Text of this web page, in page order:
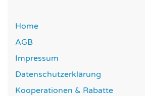
Home
AGB
Impressum
Datenschutzerklärung
Kooperationen & Rabatte